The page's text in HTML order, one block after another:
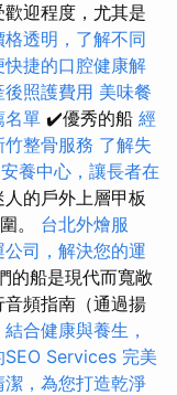
迎程度，尤其是
格透明，了解不同
捷的口腔健康解
照護費用 美味餐
名單 ✔️優秀的船 經
竹整骨服務 了解失
安養中心，讓長者在
的戶外上層甲板
。 台北外燴服
司，解決您的運
的船是現代而寬敞
頻指南（通過揚
合健康與養生，
SEO Services 完美
潔，為您打造乾淨